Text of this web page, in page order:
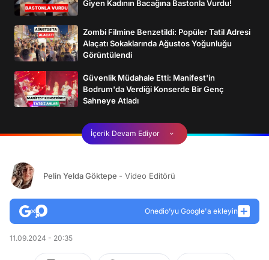
Giyen Kadının Bacağına Bastonla Vurdu!
Zombi Filmine Benzetildi: Popüler Tatil Adresi
Alaçatı Sokaklarında Ağustos Yoğunluğu
Görüntülendi
Güvenlik Müdahale Etti: Manifest'in
Bodrum'da Verdiği Konserde Bir Genç
Sahneye Atladı
İçerik Devam Ediyor
Pelin Yelda Göktepe - Video Editörü
Onedio’yu Google'a ekleyin
11.09.2024 - 20:35